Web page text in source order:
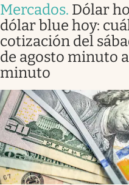
Mercados. Dólar
dólar blue hoy:
cotización del
de agosto minuto a
minuto